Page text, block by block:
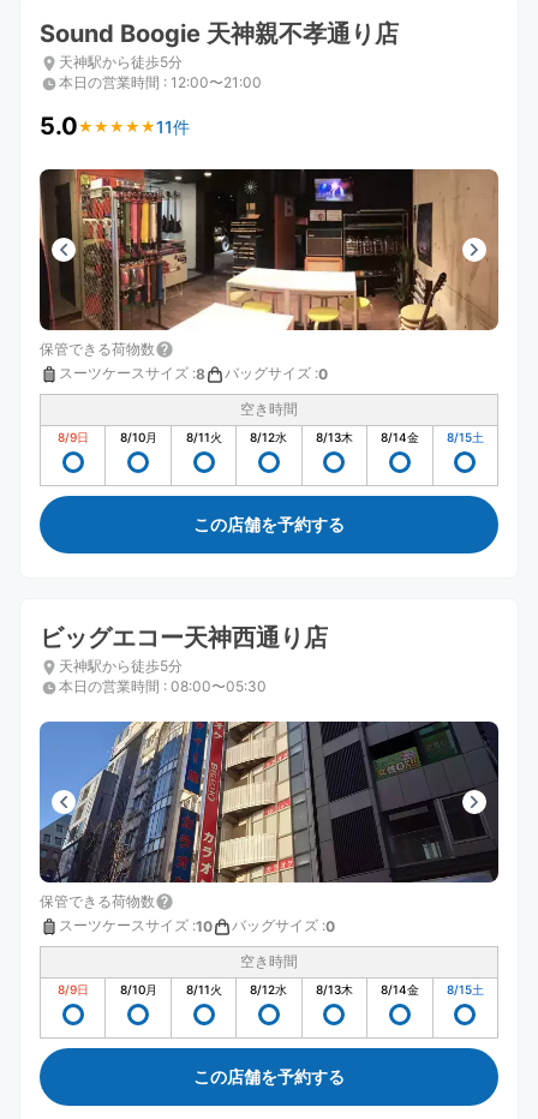
Sound Boogie 天神親不孝通り店
天神駅から徒歩5分
本日の営業時間 : 12:00〜21:00
5.0★ ★ ★ ★ ★
★ ★ ★ ★ ★11件
保管できる荷物数
スーツケースサイズ :8 バッグサイズ :0
空き時間
8/9日 8/10月 8/11火 8/12水 8/13木 8/14金 8/15土
この店舗を予約する
ビッグエコー天神西通り店
天神駅から徒歩5分
本日の営業時間 : 08:00〜05:30
保管できる荷物数
スーツケースサイズ :10 バッグサイズ :0
空き時間
8/9日 8/10月 8/11火 8/12水 8/13木 8/14金 8/15土
この店舗を予約する